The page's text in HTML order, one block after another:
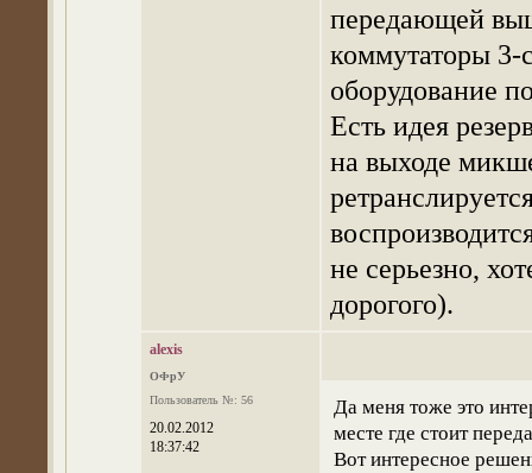
передающей
коммутаторы 3-
оборудование
Есть идея
на выходе
не серьезно,
дорогого).
alexis
ОФрУ
Пользователь №: 56
20.02.2012
18:37:42
Да меня тоже это
месте где стоит
Вот интересное